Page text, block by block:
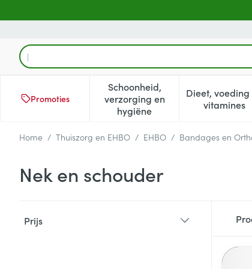
Product, merk, categorie...
Promoties
Schoonheid,
verzorging en
hygiëne
Toon submenu voor
Dieet, voeding
vitamines
Toon
Home / Thuiszorg en EHBO / EHBO / Bandages en
Nek en schouder
Prijs